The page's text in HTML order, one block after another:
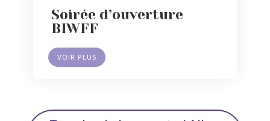
Soirée d’ouverture
BIWFF
VOIR PLUS